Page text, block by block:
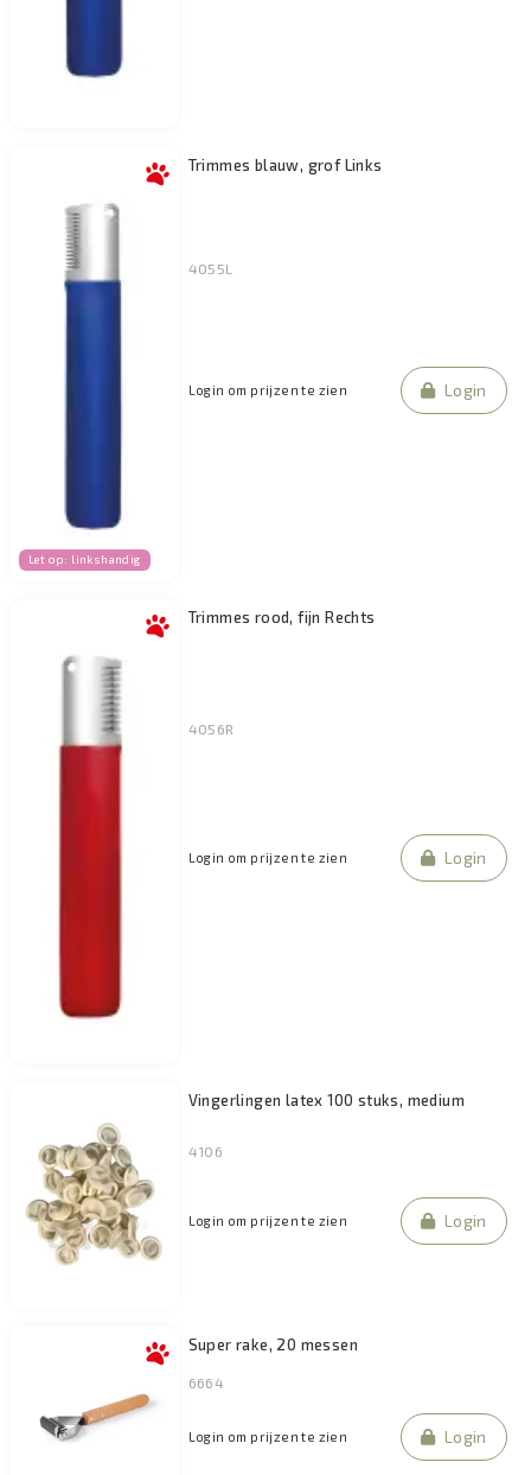
Let op: linkshandig
Trimmes blauw, grof Links
4055L
Login om prijzen te zien Login
Trimmes rood, fijn Rechts
4056R
Login om prijzen te zien Login
Vingerlingen latex 100 stuks, medium
4106
Login om prijzen te zien Login
Super rake, 20 messen
6664
Login om prijzen te zien Login